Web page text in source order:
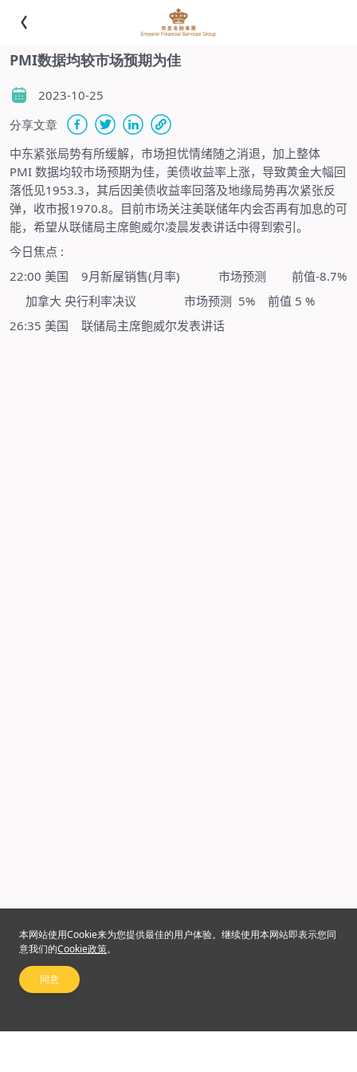
PMI数据均较市场预期为佳
2023-10-25
分享文章
中东紧张局势有所缓解，市场担忧情绪随之消退，加上整体
PMI 数据均较市场预期为佳，美债收益率上涨，导致黄金大幅回
落低见1953.3，其后因美债收益率回落及地缘局势再次紧张反
弹，收市报1970.8。目前市场关注美联储年内会否再有加息的可
能，希望从联储局主席鲍威尔凌晨发表讲话中得到索引。
今日焦点 :
22:00 美国 9月新屋销售(月率) 市场预测 前值-8.7%
加拿大 央行利率决议 市场预测 5% 前值 5 %
26:35 美国 联储局主席鲍威尔发表讲话
本网站使用Cookie来为您提供最佳的用户体验。继续使用本网站即表示您同
意我们的Cookie政策。
同意